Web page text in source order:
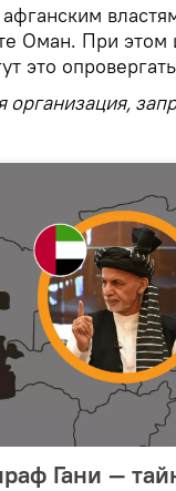
Оман. При этом
это
организация,
Гани —